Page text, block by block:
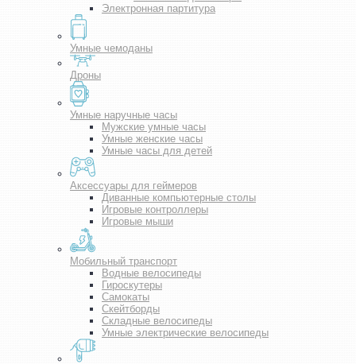
Электронная партитура
Умные чемоданы
Дроны
Умные наручные часы
Мужские умные часы
Умные женские часы
Умные часы для детей
Аксессуары для геймеров
Диванные компьютерные столы
Игровые контроллеры
Игровые мыши
Мобильный транспорт
Водные велосипеды
Гироскутеры
Самокаты
Скейтборды
Складные велосипеды
Умные электрические велосипеды